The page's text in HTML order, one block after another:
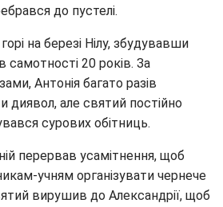
до пустелі.
на березі Нілу, збудувавши
20 років. За
Антонія багато разів
диявол, але святий постійно
сурових обітниць.
перервав усамітнення, щоб
учням організувати чернече
вирушив до Александрії, щоб